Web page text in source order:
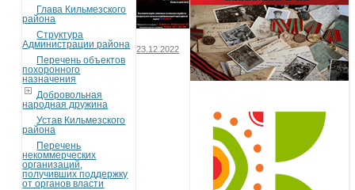
Глава Кильмезского
района
Структура
Администрации района
Перечень объектов
похоронного
назначения
Добровольная
народная дружина
Устав Кильмезского
района
Перечень
некоммерческих
организаций,
получивших поддержку
от органов власти
23.12.2022